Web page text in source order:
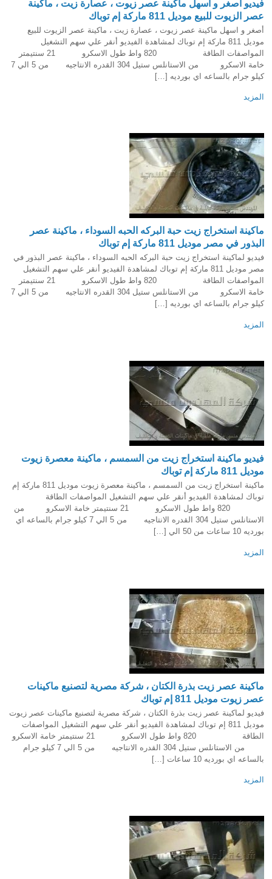
فيديو أصغر و اسهل ماكينة عصر زيوت ، عصارة زيت ، ماكينة
عصر الزيوت للبيع موديل 811 ماركة إم توباك
أصغر و اسهل ماكينة عصر زيوت ، عصارة زيت ، ماكينة عصر الزيوت للبيع
موديل 811 ماركة إم توباك لمشاهدة الفيديو أنقر علي سهم التشغيل
المواصفات الطاقة 820 واط طول الاسكرو 21 سنتيمتر
خامة الاسكرو من الاستانلس ستيل 304 القدره الانتاجيه من 5 الي 7
كيلو جرام بالساعه اي بورديه […]
المزيد
ماكينة استخراج زيت حبة البركه الحبه السوداء ، ماكينة عصر
البذور في مصر موديل 811 ماركة إم توباك
فيديو لماكينة استخراج زيت حبة البركه الحبه السوداء ، ماكينة عصر البذور في
مصر موديل 811 ماركة إم توباك لمشاهدة الفيديو أنقر علي سهم التشغيل
المواصفات الطاقة 820 واط طول الاسكرو 21 سنتيمتر
خامة الاسكرو من الاستانلس ستيل 304 القدره الانتاجيه من 5 الي 7
كيلو جرام بالساعه اي بورديه […]
المزيد
فيديو ماكينة استخراج زيت من السمسم ، ماكينة معصرة زيوت
موديل 811 ماركة إم توباك
ماكينة استخراج زيت من السمسم ، ماكينة معصرة زيوت موديل 811 ماركة إم
توباك لمشاهدة الفيديو أنقر علي سهم التشغيل المواصفات الطاقة
820 واط طول الاسكرو 21 سنتيمتر خامة الاسكرو من
الاستانلس ستيل 304 القدره الانتاجيه من 5 الي 7 كيلو جرام بالساعه اي
بورديه 10 ساعات من 50 الي […]
المزيد
ماكينة عصر زيت بذرة الكتان ، شركة مصرية لتصنيع ماكينات
عصر زيوت موديل 811 إم توباك
فيديو لماكينة عصر زيت بذرة الكتان ، شركة مصرية لتصنيع ماكينات عصر زيوت
موديل 811 إم توباك لمشاهدة الفيديو أنقر علي سهم التشغيل المواصفات
الطاقة 820 واط طول الاسكرو 21 سنتيمتر خامة الاسكرو
من الاستانلس ستيل 304 القدره الانتاجيه من 5 الي 7 كيلو جرام
بالساعه اي بورديه 10 ساعات […]
المزيد